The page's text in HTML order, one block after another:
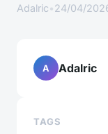
Adalric•24/04/
A Adalric
TAGS